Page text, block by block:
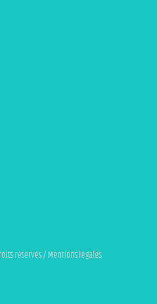
réservés / Mentions légales